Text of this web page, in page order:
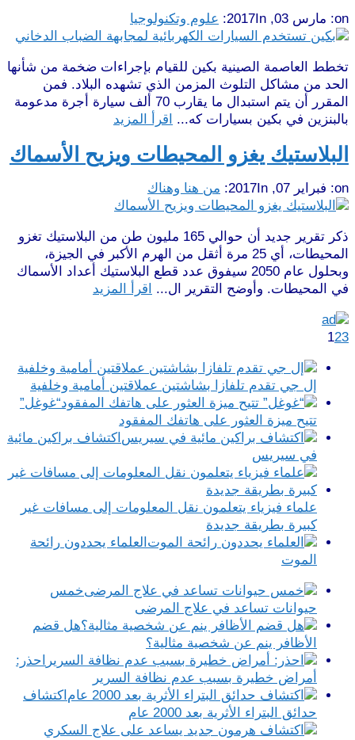
on: مارس 03, 2017 In: علوم وتكنولوجيا
تخطط العاصمة الصينية بكين للقيام بإجراءات ضخمة من شأنها
الحد من مشاكل التلوث المزمن الذي تشهده البلاد. فمن
المقرر أن يتم استبدال ما يقارب 70 ألف سيارة أجرة مدعومة
بالبنزين في بكين بسيارات كه...
اقرأ المزيد
البلاستيك يغزو المحيطات ويزيح الأسماك
on: فبراير 07, 2017 In: من هنا وهناك
ذكر تقرير جديد أن حوالي 165 مليون طن من البلاستيك تغزو
المحيطات، أي 25 مرة أثقل من الهرم الأكبر في الجيزة،
وبحلول عام 2050 سيفوق عدد قطع البلاستيك أعداد الأسماك
في المحيطات. وأوضح التقرير ال...
اقرأ المزيد
123
إل جي تقدم تلفازا بشاشتين عملاقتين أمامية وخلفية
“غوغل”
تتيح ميزة العثور على هاتفك المفقود
اكتشاف براكين مائية
في سيريس
علماء فيزياء يتعلمون نقل المعلومات إلى مسافات غير
كبيرة بطريقة جديدة
العلماء يحددون رائحة
الموت
خمس
حيوانات تساعد في علاج المرضى
هل قضم
الأظافر ينم عن شخصية مثالية؟
احذر:
أمراض خطيرة بسبب عدم نظافة السرير
اكتشاف
حدائق البتراء الأثرية بعد 2000 عام